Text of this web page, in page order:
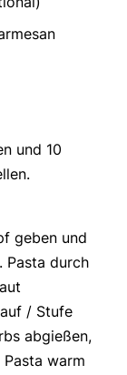
und 10
geben und
Pasta durch
/ Stufe
abgießen,
warm